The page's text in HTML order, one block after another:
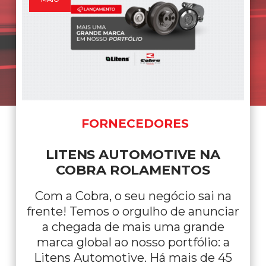
NOTÍCIAS
POR QUE EXISTE O DIA
ROLAMENTO?
Nada gira sozinho. Por trás de
máquina em funcionamento,
cada veículo na estrada e de
operação que não pode parar,
algo essencial acontecendo: